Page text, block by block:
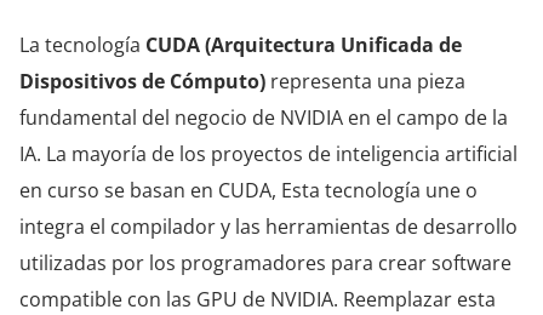
La tecnología CUDA (Arquitectura Unificada de
Dispositivos de Cómputo) representa una pieza
fundamental del negocio de NVIDIA en el campo de la
IA. La mayoría de los proyectos de inteligencia artificial
en curso se basan en CUDA, Esta tecnología une o
integra el compilador y las herramientas de desarrollo
utilizadas por los programadores para crear software
compatible con las GPU de NVIDIA. Reemplazar esta